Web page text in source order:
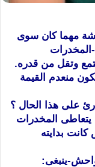
مهما كان سوى
المخدرات
وتقل من قدره.
منعدم القيمة
على هذا الحال ؟
يتعاطى المخدرات
بدايته
ينبغى: